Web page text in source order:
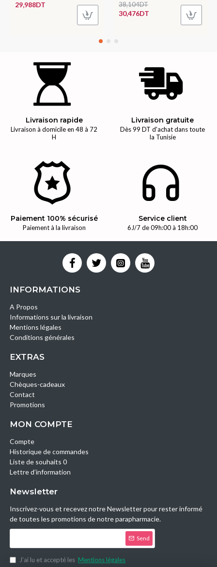
29,988DT
30,476DT
38,104DT
Livraison rapide
Livraison à domicile en 48 à 72
H
Livraison gratuite
Dès 99 DT d'achat dans toute
la Tunisie
Paiement 100% sécurisé
Paiement à la livraison
Service client
6J/7 de 09h:00 à 18h:00
INFORMATIONS
A Propos
Informations sur la livraison
Mentions légales
Conditions générales
EXTRAS
Marques
Chèques-cadeaux
Contact
Promotions
MON COMPTE
Compte
Historique de commandes
Liste de souhaits 0
Lettre d’information
Newsletter
Inscrivez-vous et recevez notre Newsletter pour rester informé
de toutes les promotions de notre parapharmacie.
Send
J’ai lu et accepté les Mentions légales